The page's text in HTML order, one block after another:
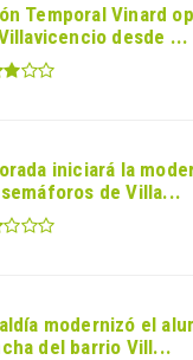
Temporal Vinard
desde ...
iniciará la
de Villa...
modernizó el
del barrio Vill...